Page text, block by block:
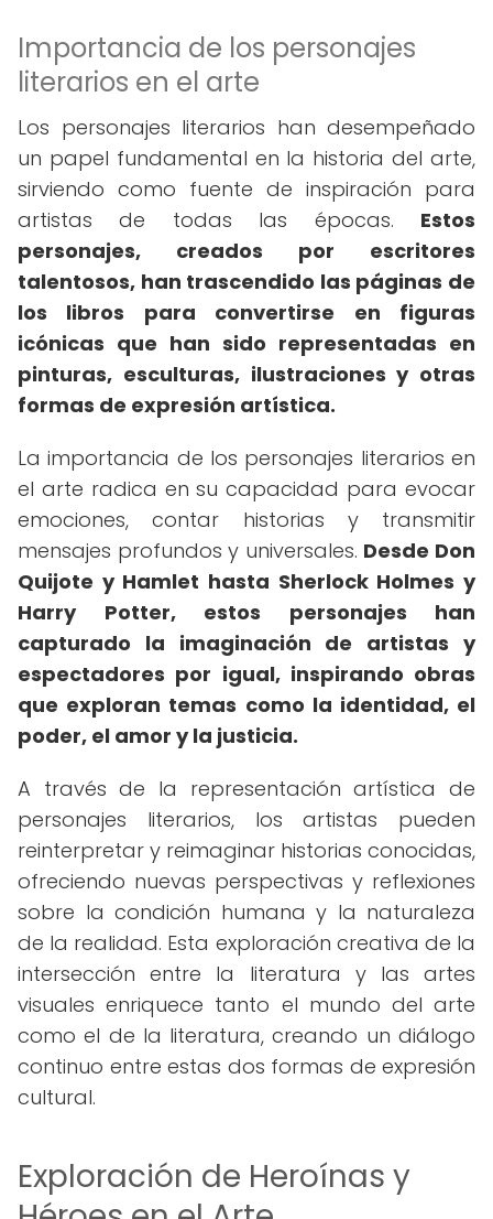
Importancia de los personajes
literarios en el arte
Los personajes literarios han desempeñado
un papel fundamental en la historia del arte,
sirviendo como fuente de inspiración para
artistas de todas las épocas. Estos
personajes, creados por escritores
talentosos, han trascendido las páginas de
los libros para convertirse en figuras
icónicas que han sido representadas en
pinturas, esculturas, ilustraciones y otras
formas de expresión artística.
La importancia de los personajes literarios en
el arte radica en su capacidad para evocar
emociones, contar historias y transmitir
mensajes profundos y universales. Desde Don
Quijote y Hamlet hasta Sherlock Holmes y
Harry Potter, estos personajes han
capturado la imaginación de artistas y
espectadores por igual, inspirando obras
que exploran temas como la identidad, el
poder, el amor y la justicia.
A través de la representación artística de
personajes literarios, los artistas pueden
reinterpretar y reimaginar historias conocidas,
ofreciendo nuevas perspectivas y reflexiones
sobre la condición humana y la naturaleza
de la realidad. Esta exploración creativa de la
intersección entre la literatura y las artes
visuales enriquece tanto el mundo del arte
como el de la literatura, creando un diálogo
continuo entre estas dos formas de expresión
cultural.
Exploración de Heroínas y